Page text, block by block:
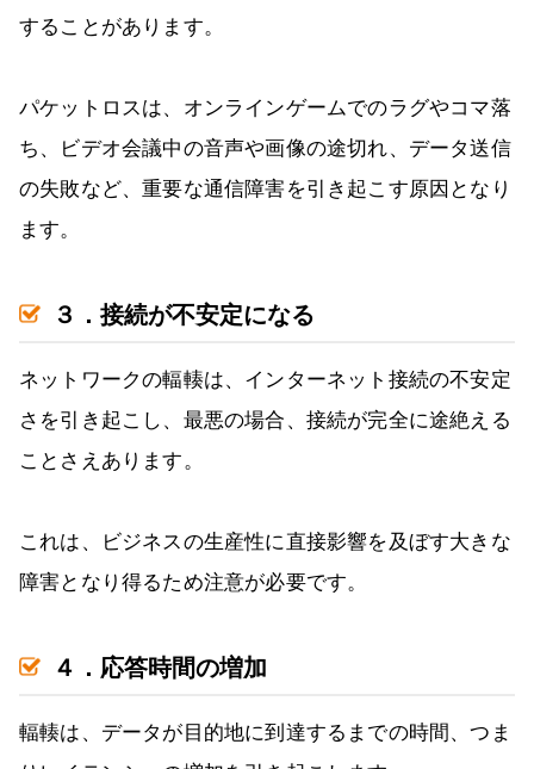
することがあります。
パケットロスは、オンラインゲームでのラグやコマ落
ち、ビデオ会議中の音声や画像の途切れ、データ送信
の失敗など、重要な通信障害を引き起こす原因となり
ます。
３．接続が不安定になる
ネットワークの輻輳は、インターネット接続の不安定
さを引き起こし、最悪の場合、接続が完全に途絶える
ことさえあります。
これは、ビジネスの生産性に直接影響を及ぼす大きな
障害となり得るため注意が必要です。
４．応答時間の増加
輻輳は、データが目的地に到達するまでの時間、つま